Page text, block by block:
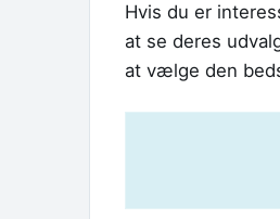
Hvis du er
at se deres
at vælge den